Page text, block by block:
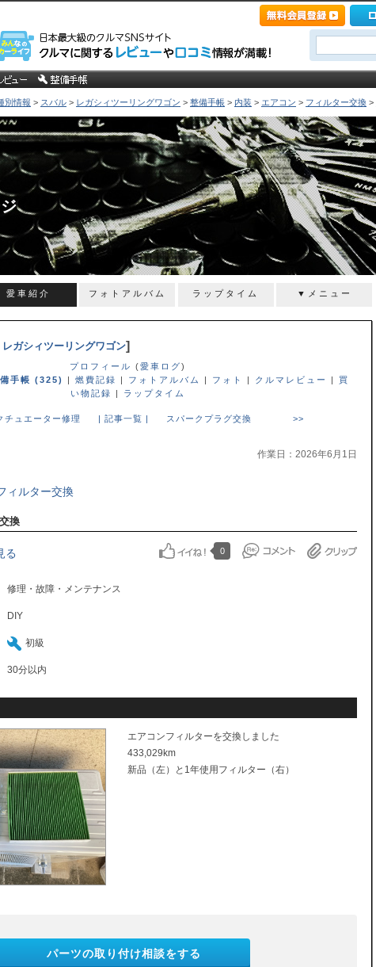
別情報 > スバル > レガシィツーリングワゴン > 整備手帳 > 内装 > エアコン > フィルター交換 >
愛車紹介 フォトアルバム ラップタイム ▼メニュー
レガシィツーリングワゴン]
プロフィール (愛車ログ)
手帳 (325) | 燃費記録 | フォトアルバム | フォト | クルマレビュー | 買
い物記録
| ラップタイム
チュエーター修理 | 記事一覧 | スパークプラグ交換 >>
作業日：2026年6月1日
ィルター交換
換
る 0
修理・故障・メンテナンス
DIY
初級
30分以内
エアコンフィルターを交換しました
433,029km
新品（左）と1年使用フィルター（右）
パーツの取り付け相談をする